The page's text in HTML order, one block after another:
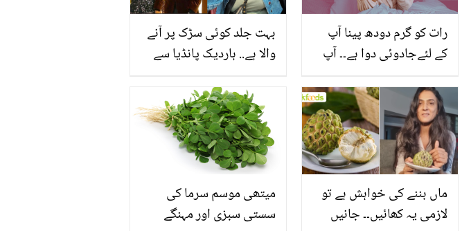
بہت جلد کوئی سڑک پر آنے
والا ہے.. ہاردیک پانڈیا سے
دولت ملے گی؟
رات کو گرم دودھ پینا آپ
کے لئےجادوئی دوا ہے۔۔ آپ
ہوں گے
میتھی موسم سرما کی
سستی سبزی اور مہنگے
ماں بننے کی خواہش ہے تو
لازمی یہ کھائیں۔۔ جانیں